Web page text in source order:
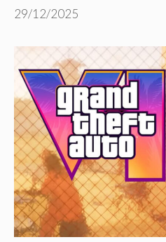
29/12/2025